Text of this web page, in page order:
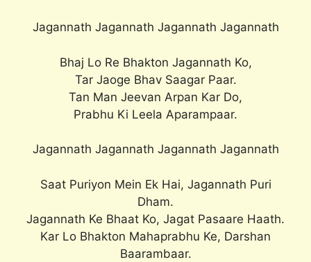
Jagannath Jagannath Jagannath Jagannath
Bhaj Lo Re Bhakton Jagannath Ko,
Tar Jaoge Bhav Saagar Paar.
Tan Man Jeevan Arpan Kar Do,
Prabhu Ki Leela Aparampaar.
Jagannath Jagannath Jagannath Jagannath
Saat Puriyon Mein Ek Hai, Jagannath Puri
Dham.
Jagannath Ke Bhaat Ko, Jagat Pasaare Haath.
Kar Lo Bhakton Mahaprabhu Ke, Darshan
Baarambaar.